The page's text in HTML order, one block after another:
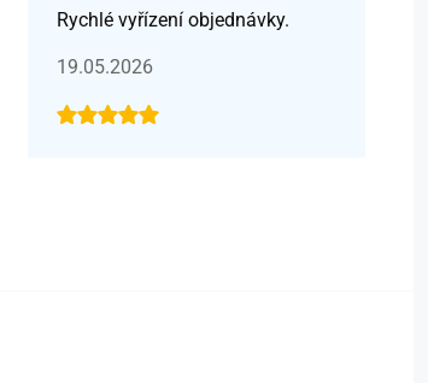
Rychlé vyřízení objednávky.
19.05.2026